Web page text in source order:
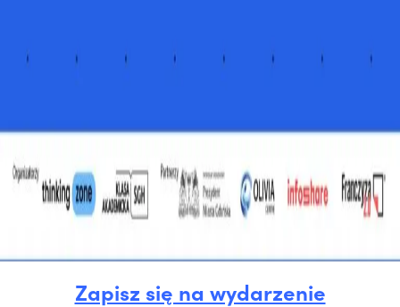
Zapisz się na wydarzenie